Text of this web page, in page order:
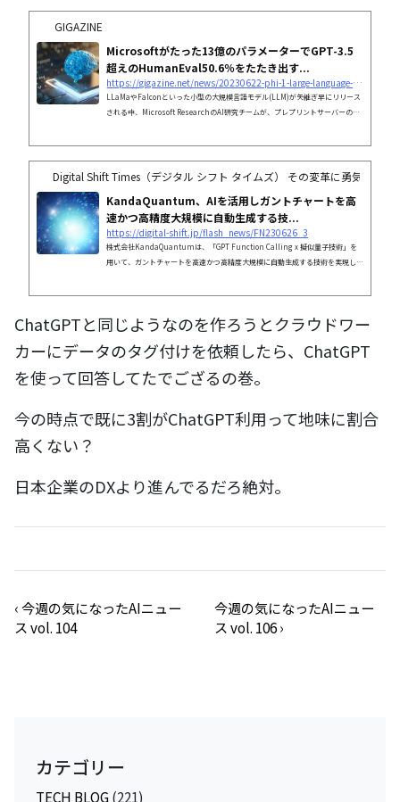
GIGAZINE
Microsoftがたった13億のパラメーターでGPT-3.5
超えのHumanEval50.6％をたたき出す...
https://gigazine.net/news/20230622-phi-1-large-language-model-microsoft/
LLaMaやFalconといった小型の大規模言語モデル(LLM)が矢継ぎ早にリリース
される中、Microsoft ResearchのAI研究チームが、プレプリントサーバーのar
告されています。
Digital Shift Times（デジタル シフト タイムズ） その変革に勇気と希望
KandaQuantum、AIを活用しガントチャートを高
速かつ高精度大規模に自動生成する技...
https://digital-shift.jp/flash_news/FN230626_3
株式会社KandaQuantumは、「GPT Function Calling x 擬似量子技術」を
用いて、ガントチャートを高速かつ高精度大規模に自動生成する技術を実現した
ChatGPTと同じようなのを作ろうとクラウドワー
カーにデータのタグ付けを依頼したら、ChatGPT
を使って回答してたでござるの巻。
今の時点で既に3割がChatGPT利用って地味に割合
高くない？
日本企業のDXより進んでるだろ絶対。
‹今週の気になったAIニュー
ス vol. 104
今週の気になったAIニュー
ス vol. 106›
カテゴリー
TECH BLOG(221)